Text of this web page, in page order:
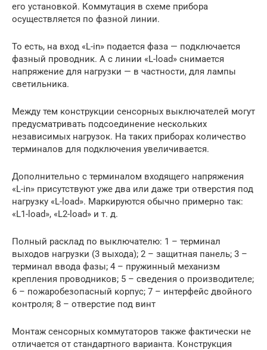
его установкой. Коммутация в схеме прибора
осуществляется по фазной линии.
То есть, на вход «L-in» подается фаза — подключается
фазный проводник. А с линии «L-load» снимается
напряжение для нагрузки — в частности, для лампы
светильника.
Между тем конструкции сенсорных выключателей могут
предусматривать подсоединение нескольких
независимых нагрузок. На таких приборах количество
терминалов для подключения увеличивается.
Дополнительно с терминалом входящего напряжения
«L-in» присутствуют уже два или даже три отверстия под
нагрузку «L-load». Маркируются обычно примерно так:
«L1-load», «L2-load» и т. д.
Полный расклад по выключателю: 1 – терминал
выходов нагрузки (3 выхода); 2 – защитная панель; 3 –
терминал ввода фазы; 4 – пружинный механизм
крепления проводников; 5 – сведения о производителе;
6 – пожаробезопасный корпус; 7 – интерфейс двойного
контроля; 8 – отверстие под винт
Монтаж сенсорных коммутаторов также фактически не
отличается от стандартного варианта. Конструкция